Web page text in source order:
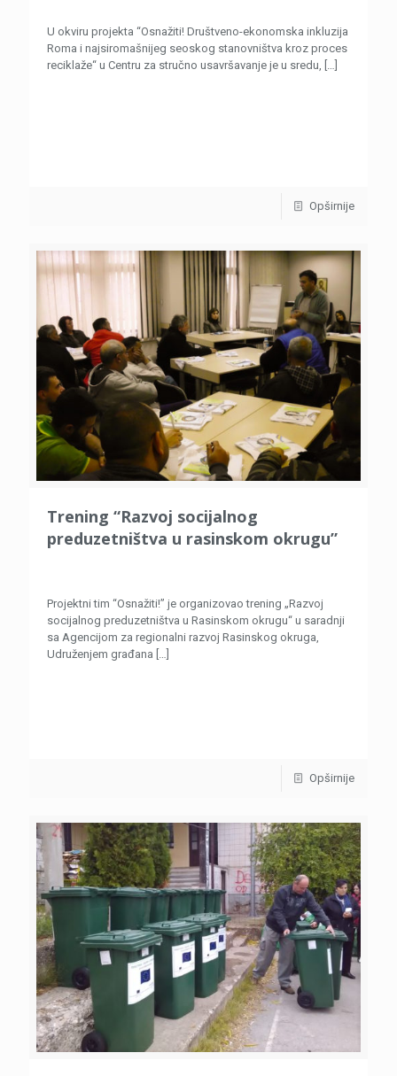
U okviru projekta “Osnažiti! Društveno-ekonomska inkluzija
Roma i najsiromašnijeg seoskog stanovništva kroz proces
reciklaže“ u Centru za stručno usavršavanje je u sredu, […]
Opširnije
Trening “Razvoj socijalnog
preduzetništva u rasinskom okrugu”
Projektni tim “Osnažiti!” je organizovao trening „Razvoj
socijalnog preduzetništva u Rasinskom okrugu“ u saradnji
sa Agencijom za regionalni razvoj Rasinskog okruga,
Udruženjem građana […]
Opširnije